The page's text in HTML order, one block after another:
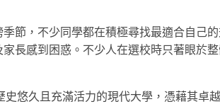
節，不少同學都在積極尋找最適合自己
長感到困惑。不少人在選校時只著眼於
悠久且充滿活力的現代大學，憑藉其卓